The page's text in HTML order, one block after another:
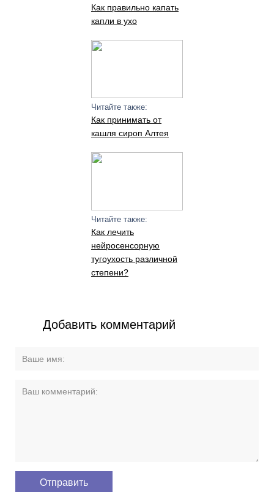
Как правильно капать
капли в ухо
Читайте также:
Как принимать от
кашля сироп Алтея
Читайте также:
Как лечить
нейросенсорную
тугоухость различной
степени?
Добавить комментарий